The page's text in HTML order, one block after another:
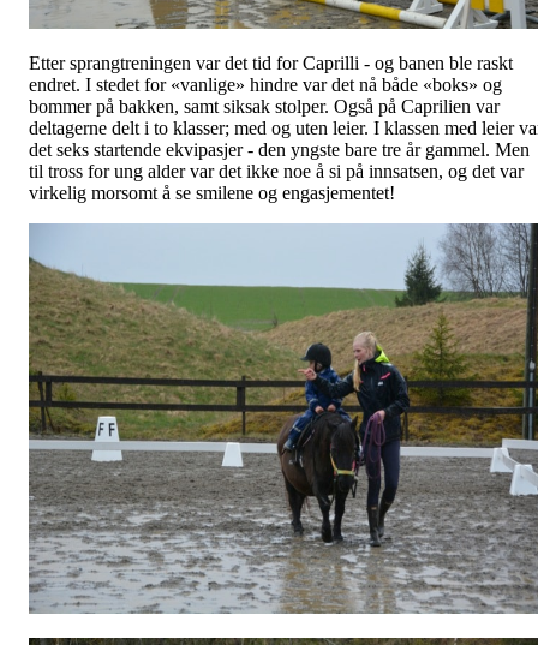
Etter sprangtreningen var det tid for Caprilli - og banen ble raskt
endret. I stedet for «vanlige» hindre var det nå både «boks» og
bommer på bakken, samt siksak stolper. Også på Caprilien var
deltagerne delt i to klasser; med og uten leier. I klassen med leier
det seks startende ekvipasjer - den yngste bare tre år gammel. Men
til tross for ung alder var det ikke noe å si på innsatsen, og det var
virkelig morsomt å se smilene og engasjementet!